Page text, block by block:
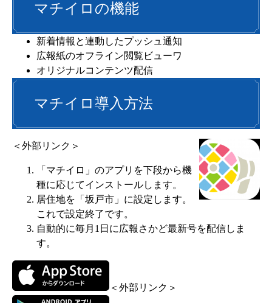
マチイロの機能
新着情報と連動したプッシュ通知
広報紙のオフライン閲覧ビューワ
オリジナルコンテンツ配信
マチイロ導入方法
＜外部リンク＞
「マチイロ」のアプリを下段から機
種に応じてインストールします。
居住地を「坂戸市」に設定します。
これで設定終了です。
自動的に毎月1日に広報さかど最新号を配信しま
す。
＜外部リンク＞